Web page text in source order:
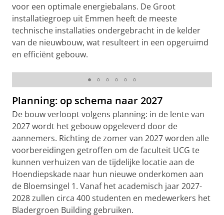
voor een optimale energiebalans. De Groot
installatiegroep uit Emmen heeft de meeste
technische installaties ondergebracht in de kelder
van de nieuwbouw, wat resulteert in een opgeruimd
en efficiënt gebouw.
Planning: op schema naar 2027
De bouw verloopt volgens planning: in de lente van
2027 wordt het gebouw opgeleverd door de
aannemers. Richting de zomer van 2027 worden alle
voorbereidingen getroffen om de faculteit UCG te
kunnen verhuizen van de tijdelijke locatie aan de
Hoendiepskade naar hun nieuwe onderkomen aan
de Bloemsingel 1. Vanaf het academisch jaar 2027-
2028 zullen circa 400 studenten en medewerkers het
Bladergroen Building gebruiken.